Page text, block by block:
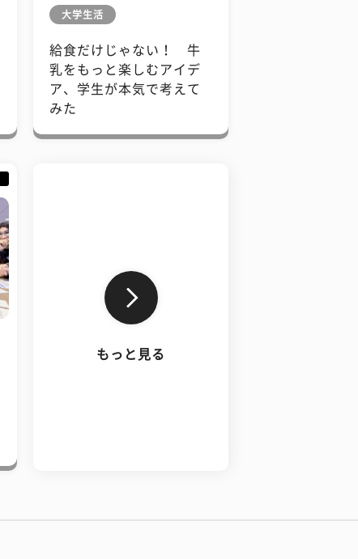
大学生活
給食だけじゃない！ 牛
乳をもっと楽しむアイデ
ア、学生が本気で考えて
みた
もっと見る